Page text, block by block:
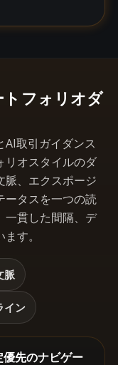
トフォリオダ
AI取引ガイダンス
リオスタイルのダ
脈、エクスポージ
ータスを一つの読
一貫した間隔、デ
す。
脈
イン
優先のナビゲー